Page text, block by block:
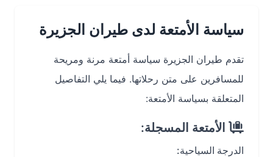
سياسة الأمتعة لدى طيران الجزيرة
تقدم طيران الجزيرة سياسة أمتعة مرنة ومريحة
للمسافرين على متن رحلاتها. فيما يلي التفاصيل
المتعلقة بسياسة الأمتعة:
الأمتعة المسجلة:
الدرجة السياحية: